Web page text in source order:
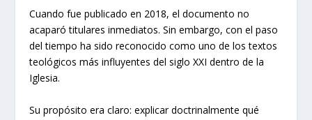
Cuando fue publicado en 2018, el documento no
acaparó titulares inmediatos. Sin embargo, con el paso
del tiempo ha sido reconocido como uno de los textos
teológicos más influyentes del siglo XXI dentro de la
Iglesia.
Su propósito era claro: explicar doctrinalmente qué